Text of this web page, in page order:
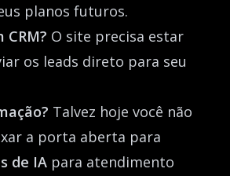
planos futuros.
O site precisa estar
os leads direto para seu
Talvez hoje você não
a porta aberta para
de IA para atendimento